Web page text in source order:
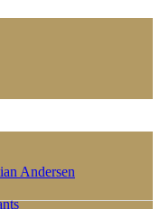
Andersen